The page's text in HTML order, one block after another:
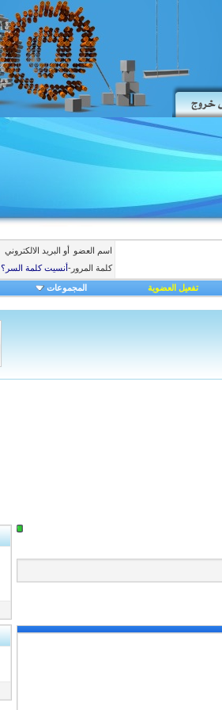
اسم العضو أو البريد الالكتروني
كلمة المرور-أنسيت كلمة السر؟
تفعيل العضوية المجموعات